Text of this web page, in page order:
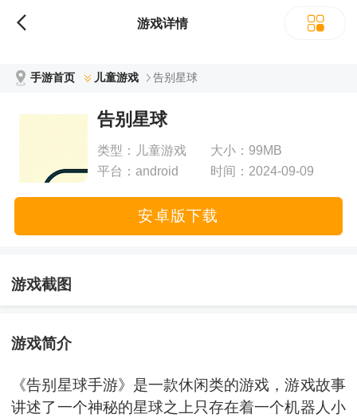
游戏详情
手游首页 儿童游戏 告别星球
告别星球
类型： 儿童游戏 大小： 99MB
平台： android 时间： 2024-09-09
安卓版下载
游戏截图
游戏简介
《告别星球手游》是一款休闲类的游戏，游戏故事
讲述了一个神秘的星球之上只存在着一个机器人小